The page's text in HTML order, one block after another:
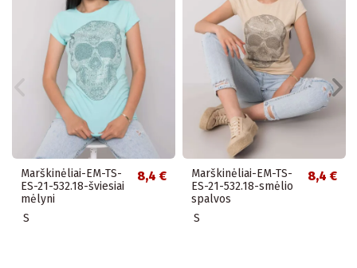
Marškinėliai-EM-TS-
ES-21-532.18-šviesiai
mėlyni
8,4 €
S
Marškinėliai-EM-TS-
ES-21-532.18-smėlio
spalvos
8,4 €
S